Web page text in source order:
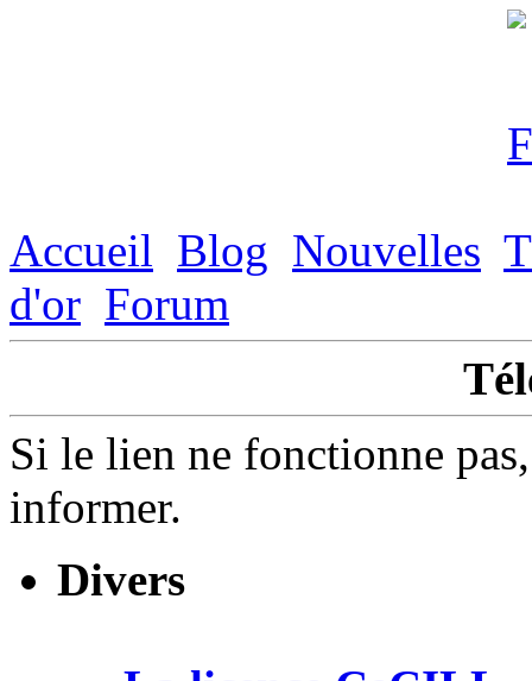
Accueil Blog Nouvelles
d'or Forum
Si le lien ne fonctionne
informer.
Divers